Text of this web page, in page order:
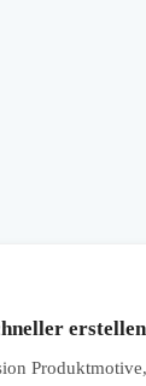
erstellen